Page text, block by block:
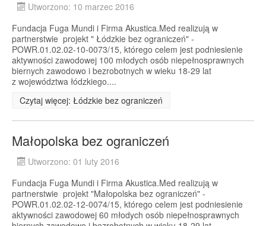
Utworzono: 10 marzec 2016
Fundacja Fuga Mundi i Firma Akustica.Med realizują w
partnerstwie projekt " Łódzkie bez ograniczeń" -
POWR.01.02.02-10-0073/15, którego celem jest podniesienie
aktywności zawodowej 100 młodych osób niepełnosprawnych
biernych zawodowo i bezrobotnych w wieku 18-29 lat
z województwa łódzkiego....
Czytaj więcej: Łódzkie bez ograniczeń
Małopolska bez ograniczeń
Utworzono: 01 luty 2016
Fundacja Fuga Mundi i Firma Akustica.Med realizują w
partnerstwie projekt "Małopolska bez ograniczeń" -
POWR.01.02.02-12-0074/15, którego celem jest podniesienie
aktywności zawodowej 60 młodych osób niepełnosprawnych